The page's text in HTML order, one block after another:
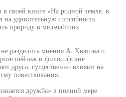
своей книге «На родной земле, в
на удивительную способность
природу в мельчайших
разделить мнения А. Хватова о
пейзаж и философские
друга, существенно влияют на
повествования.
дружба» в полной мере